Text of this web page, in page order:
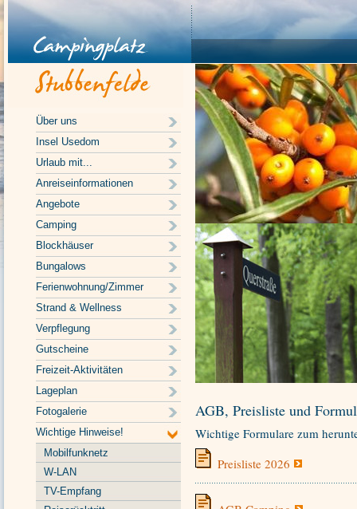
Über uns
Insel Usedom
Urlaub mit...
Anreiseinformationen
Angebote
Camping
Blockhäuser
Bungalows
Ferienwohnung/Zimmer
Strand & Wellness
Verpflegung
Gutscheine
Freizeit-Aktivitäten
Lageplan
Fotogalerie
Wichtige Hinweise!
Mobilfunknetz
W-LAN
TV-Empfang
AGB, Preisliste und
Wichtige Formulare zum
Preisliste 2026